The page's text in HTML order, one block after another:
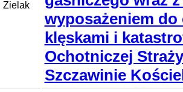
Zielak
wyposażeniem do
klęskami i
Ochotniczej
Szczawinie